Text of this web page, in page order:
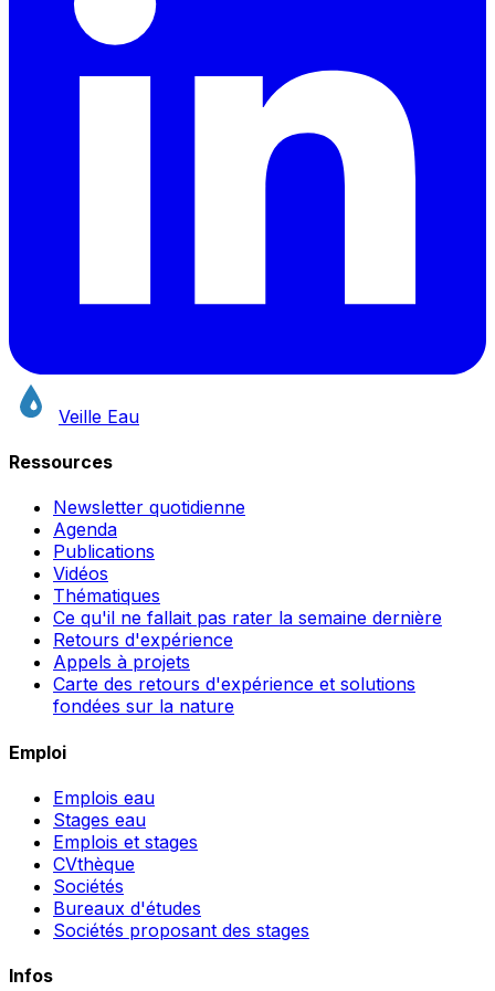
Veille Eau
Ressources
Newsletter quotidienne
Agenda
Publications
Vidéos
Thématiques
Ce qu'il ne fallait pas rater la semaine dernière
Retours d'expérience
Appels à projets
Carte des retours d'expérience et solutions
fondées sur la nature
Emploi
Emplois eau
Stages eau
Emplois et stages
CVthèque
Sociétés
Bureaux d'études
Sociétés proposant des stages
Infos